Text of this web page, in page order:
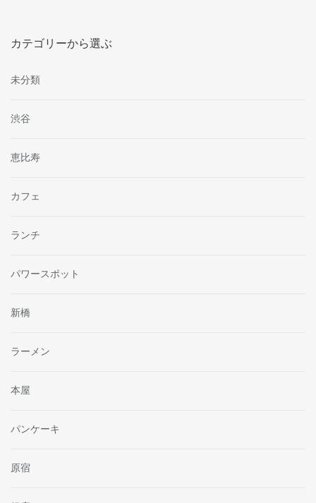
カテゴリーから選ぶ
未分類
渋谷
恵比寿
カフェ
ランチ
パワースポット
新橋
ラーメン
本屋
パンケーキ
原宿